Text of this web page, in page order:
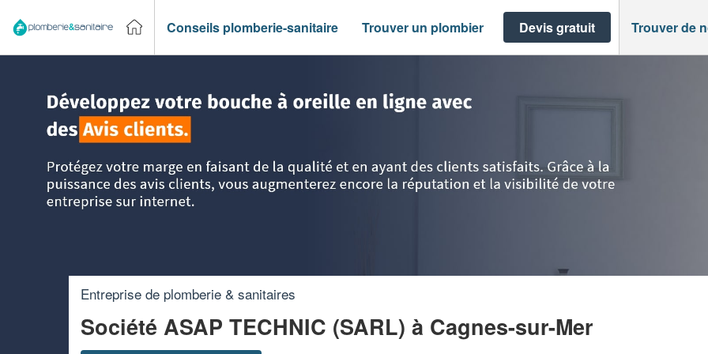
Conseils plomberie-sanitaire Trouver un plombier Devis gratuit Trouver de
Entreprise de plomberie & sanitaires
Société ASAP TECHNIC (SARL) à Cagnes-sur-Mer